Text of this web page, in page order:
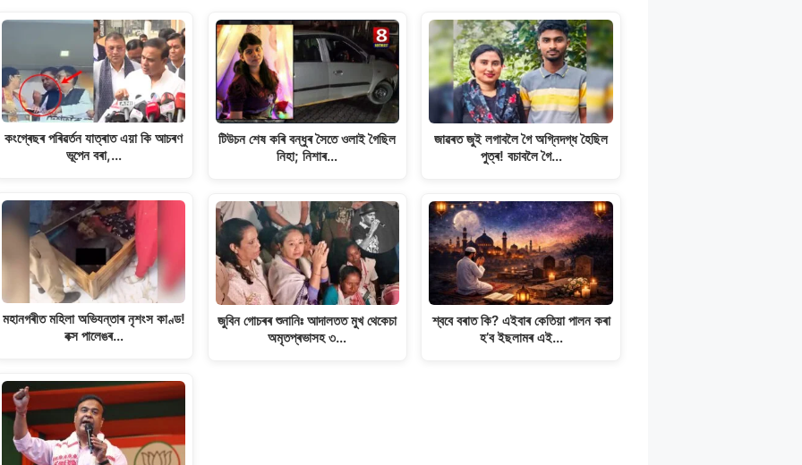
কংগ্ৰেছৰ পৰিৱৰ্তন যাত্ৰাত এয়া কি আচৰণ
ভূপেন বৰা,…
মহানগৰীত মহিলা অভিযন্তাৰ নৃশংস কাণ্ড!
বক্স পালেঙৰ…
টিউচন শেষ কৰি বন্ধুৰ সৈতে ওলাই গৈছিল
নিহা; নিশাৰ…
জুবিন গোচৰৰ শুনানিঃ আদালতত মুখ থেকেচা
অমৃতপ্ৰভাসহ ৩…
জাৱৰত জুই লগাবলৈ গৈ অগ্নিদগ্ধ হৈছিল
পুত্ৰ! বচাবলৈ গৈ…
শ্ববে বৰাত কি? এইবাৰ কেতিয়া পালন কৰা
হ’ব ইছলামৰ এই…